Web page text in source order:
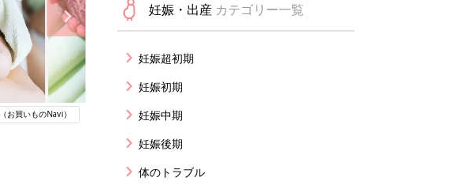
お買いものNavi）
妊娠・出産 カテゴリー一覧
妊娠超初期
妊娠初期
妊娠中期
妊娠後期
体のトラブル